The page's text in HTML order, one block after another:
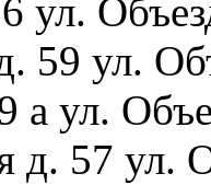
ул.
59 ул.
а ул.
д. 57 ул.